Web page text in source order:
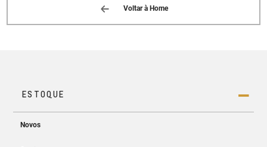
Voltar à Home